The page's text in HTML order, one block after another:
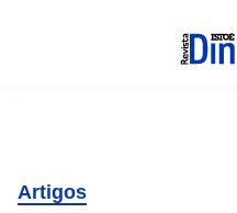
Artigos